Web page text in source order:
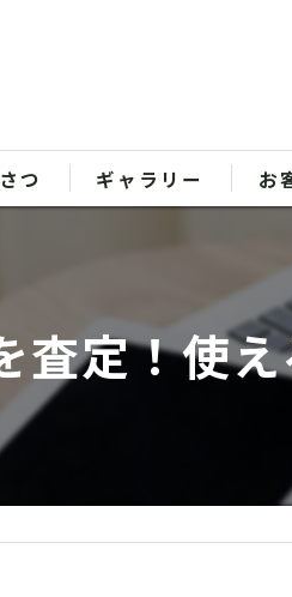
つ ギャラリー お
査定！使